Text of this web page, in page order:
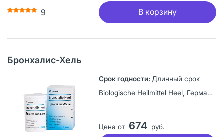
9 В корзину
Бронхалис-Хель
Длинный срок
Biologische Heilmittel Heel, Германия
Цена от 674 руб.